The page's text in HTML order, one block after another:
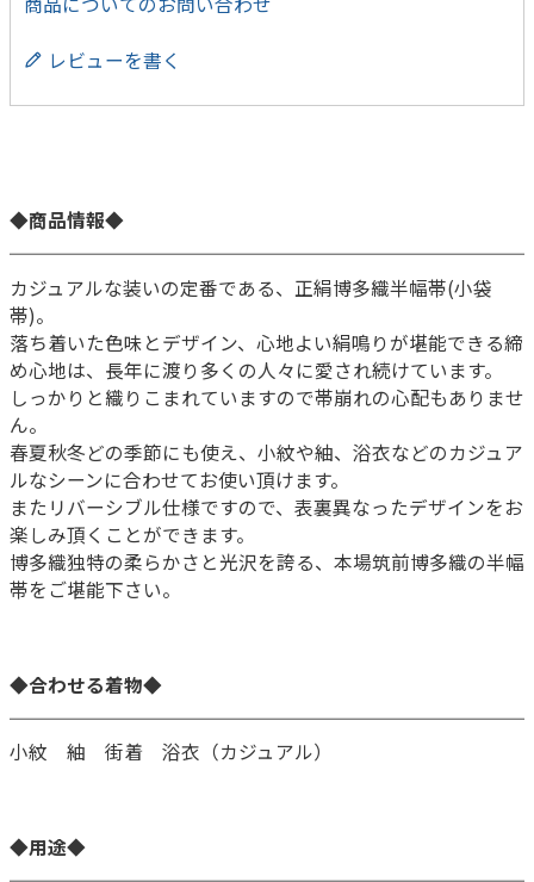
レビューを書く
◆商品情報◆
カジュアルな装いの定番である、正絹博多織半幅帯(小袋
帯)。
落ち着いた色味とデザイン、心地よい絹鳴りが堪能できる締
め心地は、長年に渡り多くの人々に愛され続けています。
しっかりと織りこまれていますので帯崩れの心配もありませ
ん。
春夏秋冬どの季節にも使え、小紋や紬、浴衣などのカジュア
ルなシーンに合わせてお使い頂けます。
またリバーシブル仕様ですので、表裏異なったデザインをお
楽しみ頂くことができます。
博多織独特の柔らかさと光沢を誇る、本場筑前博多織の半幅
帯をご堪能下さい。
◆合わせる着物◆
小紋 紬 街着 浴衣（カジュアル）
◆用途◆